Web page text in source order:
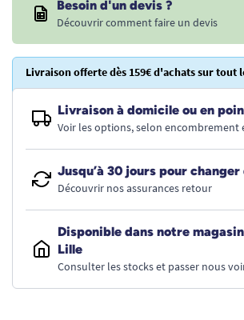
Besoin d'un devis ?
Découvrir comment faire un devis
Livraison offerte dès 159€ d'achats sur tout
Livraison à domicile ou en
Voir les options, selon encombrement
Jusqu’à 30 jours pour changer
Découvrir nos assurances retour
Disponible dans notre
Lille
Consulter les stocks et passer nous